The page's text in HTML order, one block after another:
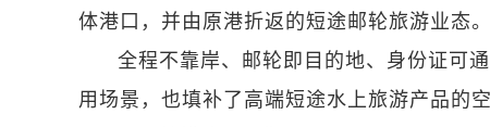
体港口，并由原港折返的短途邮轮旅游业态。
全程不靠岸、邮轮即目的地、身份证可
用场景，也填补了高端短途水上旅游产品的空